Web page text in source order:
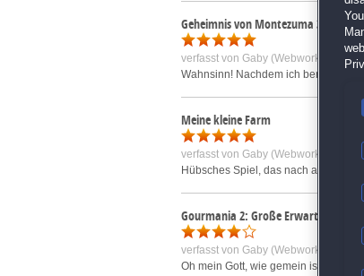
Geheimnis von Montezuma 3
verfasst von Gaby (Webworky) R.
am
Wahnsinn! Nachdem ich bereits die
Meine kleine Farm
verfasst von Gaby (Webworky) R.
Hübsches Spiel, das nach
Gourmania 2: Große Erwartungen
verfasst von Gaby (Webworky) R.
Oh mein Gott, wie gemein ist DAS